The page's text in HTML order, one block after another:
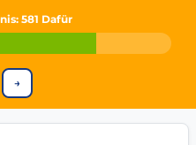
, one of Germany's most
to advance digital
in technology, design,
strengthen accountability
: 581 Dafür
→